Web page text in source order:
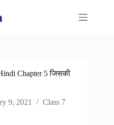
Chapter 5 जिसकी
9, 2021 Class 7